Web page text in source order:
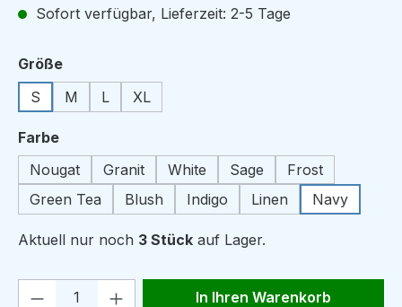
Sofort verfügbar, Lieferzeit: 2-5 Tage
Größeauswählen
S
M L XL
Farbeauswählen
Nougat
Granit White Sage
Frost
Green Tea
Blush Indigo Linen Navy
Aktuell nur noch 3 Stück auf Lager.
Produkt Anzahl: Gib denIn Ihren Warenkorb